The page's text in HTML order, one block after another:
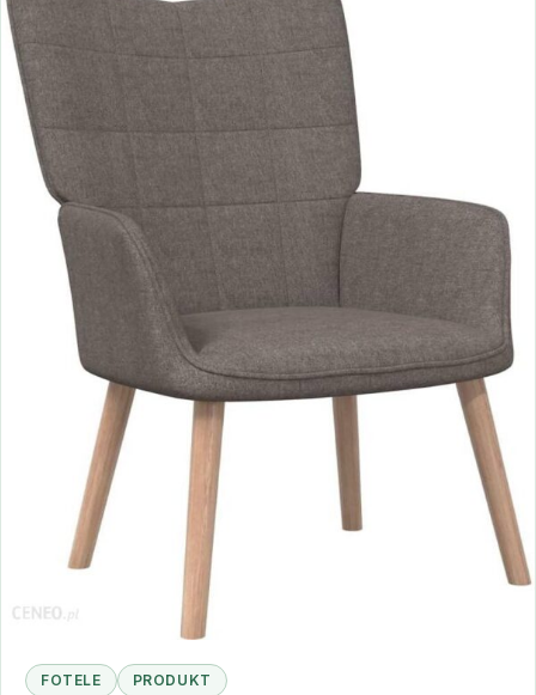
FOTELE PRODUKT